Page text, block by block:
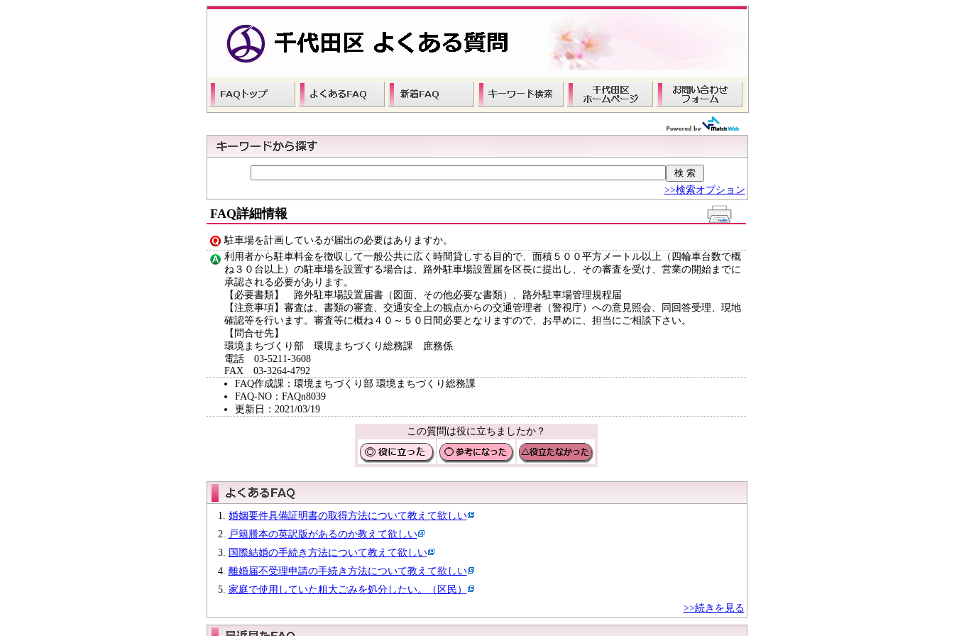
>>検索オプション
FAQ詳細情報
駐車場を計画しているが届出の必要はありますか。
利用者から駐車料金を徴収して一般公共に広く時間貸しする目的で、面積５００平方メートル以上（四輪車台数で概
ね３０台以上）の駐車場を設置する場合は、路外駐車場設置届を区長に提出し、その審査を受け、営業の開始までに
承認される必要があります。
【必要書類】 路外駐車場設置届書（図面、その他必要な書類）、路外駐車場管理規程届
【注意事項】審査は、書類の審査、交通安全上の観点からの交通管理者（警視庁）への意見照会、同回答受理、現地
確認等を行います。審査等に概ね４０～５０日間必要となりますので、お早めに、担当にご相談下さい。
【問合せ先】
環境まちづくり部 環境まちづくり総務課 庶務係
電話 03-5211-3608
FAX 03-3264-4792
FAQ作成課：環境まちづくり部 環境まちづくり総務課
FAQ-NO：FAQn8039
更新日：2021/03/19
この質問は役に立ちましたか？
婚姻要件具備証明書の取得方法について教えて欲しい
戸籍謄本の英訳版があるのか教えて欲しい
国際結婚の手続き方法について教えて欲しい
離婚届不受理申請の手続き方法について教えて欲しい
家庭で使用していた粗大ごみを処分したい。（区民）
>>続きを見る